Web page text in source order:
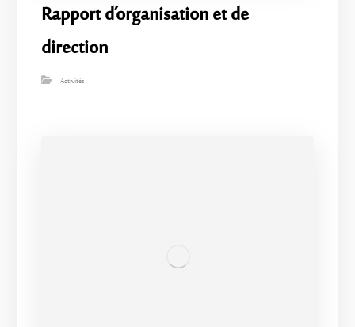
Rapport d’organisation et de
direction
Activités